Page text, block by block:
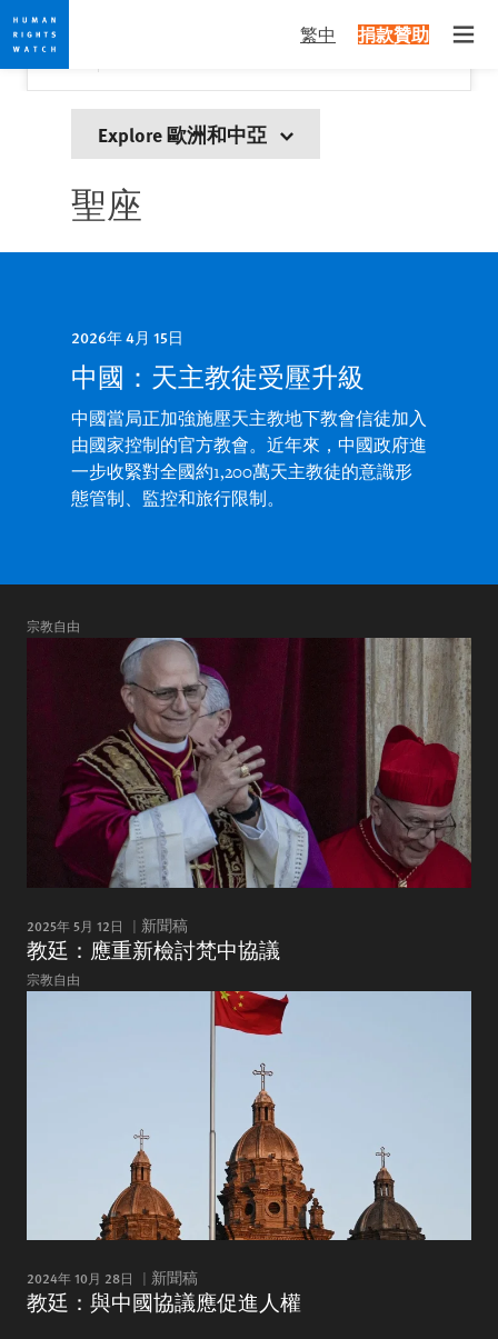
Skip
to
cookie
privacy
Skip
to
main
content
繁中 捐款贊助
Would you like to read this page in English?
Yes
✕
Explore 歐洲和中亞
聖座
2026年 4月 15日
中國：天主教徒受壓升級
中國當局正加強施壓天主教地下教會信徒加入
由國家控制的官方教會。近年來，中國政府進
一步收緊對全國約1,200萬天主教徒的意識形
態管制、監控和旅行限制。
宗教自由
2025年 5月 12日 新聞稿
教廷：應重新檢討梵中協議
宗教自由
2024年 10月 28日 新聞稿
教廷：與中國協議應促進人權